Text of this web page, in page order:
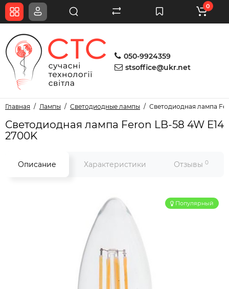
050-9924359
stsoffice@ukr.net
0
Главная Лампы Светодиодные лампы Светодиодная лампа
Светодиодная лампа Feron LB-58 4W E14
2700K
Описание Характеристики Отзывы 0
Популярный